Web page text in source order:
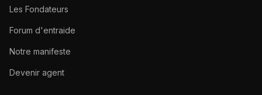
Les Fondateurs
Forum d'entraide
Notre manifeste
Devenir agent